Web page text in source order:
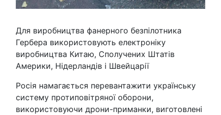
Для виробництва фанерного безпілотника
Гербера використовують електроніку
виробництва Китаю, Сполучених Штатів
Америки, Нідерландів і Швейцарії
Росія намагається перевантажити українську
систему протиповітряної оборони,
використовуючи дрони-приманки, виготовлені